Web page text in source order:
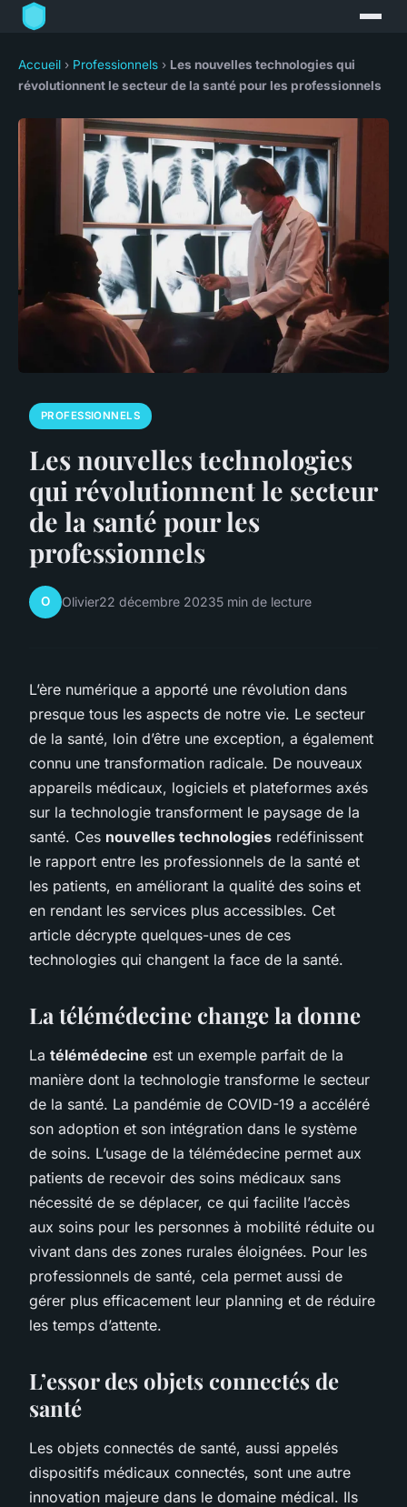
Accueil › Professionnels › Les nouvelles technologies qui
révolutionnent le secteur de la santé pour les professionnels
PROFESSIONNELS
Les nouvelles technologies
qui révolutionnent le secteur
de la santé pour les
professionnels
O Olivier22 décembre 20235 min de lecture
L’ère numérique a apporté une révolution dans
presque tous les aspects de notre vie. Le secteur
de la santé, loin d’être une exception, a également
connu une transformation radicale. De nouveaux
appareils médicaux, logiciels et plateformes axés
sur la technologie transforment le paysage de la
santé. Ces nouvelles technologies redéfinissent
le rapport entre les professionnels de la santé et
les patients, en améliorant la qualité des soins et
en rendant les services plus accessibles. Cet
article décrypte quelques-unes de ces
technologies qui changent la face de la santé.
La télémédecine change la donne
La télémédecine est un exemple parfait de la
manière dont la technologie transforme le secteur
de la santé. La pandémie de COVID-19 a accéléré
son adoption et son intégration dans le système
de soins. L’usage de la télémédecine permet aux
patients de recevoir des soins médicaux sans
nécessité de se déplacer, ce qui facilite l’accès
aux soins pour les personnes à mobilité réduite ou
vivant dans des zones rurales éloignées. Pour les
professionnels de santé, cela permet aussi de
gérer plus efficacement leur planning et de réduire
les temps d’attente.
L’essor des objets connectés de
santé
Les objets connectés de santé, aussi appelés
dispositifs médicaux connectés, sont une autre
innovation majeure dans le domaine médical. Ils